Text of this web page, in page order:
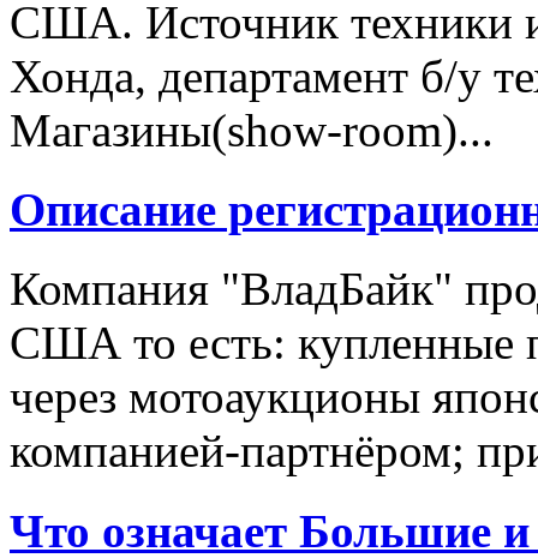
США. Источник техники
Хонда, департамент б/у
Магазины(show-room)...
Описание
Компания "ВладБайк"
США то есть: купленные
через мотоаукционы
компанией-партнёром;
Что означает Большие